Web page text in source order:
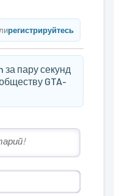
регистрируйтесь
пару секунд
GTA-
Имя*